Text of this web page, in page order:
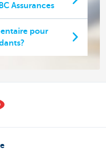
Assurances
pour